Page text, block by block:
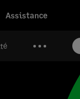
Assistance